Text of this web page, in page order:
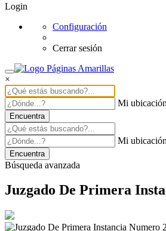
Login
Configuración
Cerrar sesión
×
Mi ubicación
Encuentra
Mi ubicación
Encuentra
Búsqueda avanzada
Juzgado De Primera